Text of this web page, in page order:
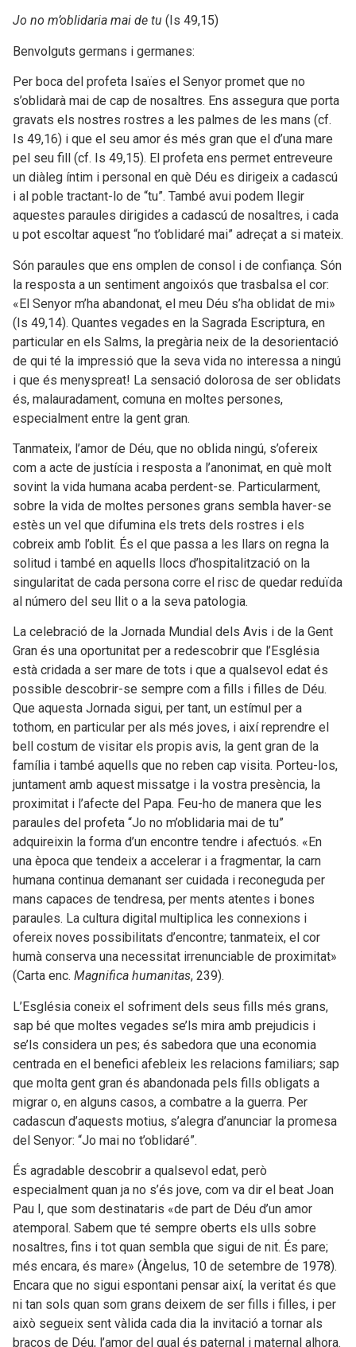
Jo no m’oblidaria mai de tu (Is 49,15)
Benvolguts germans i germanes:
Per boca del profeta Isaïes el Senyor promet que no
s’oblidarà mai de cap de nosaltres. Ens assegura que porta
gravats els nostres rostres a les palmes de les mans (cf.
Is 49,16) i que el seu amor és més gran que el d’una mare
pel seu fill (cf. Is 49,15). El profeta ens permet entreveure
un diàleg íntim i personal en què Déu es dirigeix a cadascú
i al poble tractant-lo de “tu”. També avui podem llegir
aquestes paraules dirigides a cadascú de nosaltres, i cada
u pot escoltar aquest “no t’oblidaré mai” adreçat a si mateix.
Són paraules que ens omplen de consol i de confiança. Són
la resposta a un sentiment angoixós que trasbalsa el cor:
«El Senyor m’ha abandonat, el meu Déu s’ha oblidat de mi»
(Is 49,14). Quantes vegades en la Sagrada Escriptura, en
particular en els Salms, la pregària neix de la desorientació
de qui té la impressió que la seva vida no interessa a ningú
i que és menyspreat! La sensació dolorosa de ser oblidats
és, malauradament, comuna en moltes persones,
especialment entre la gent gran.
Tanmateix, l’amor de Déu, que no oblida ningú, s’ofereix
com a acte de justícia i resposta a l’anonimat, en què molt
sovint la vida humana acaba perdent-se. Particularment,
sobre la vida de moltes persones grans sembla haver-se
estès un vel que difumina els trets dels rostres i els
cobreix amb l’oblit. És el que passa a les llars on regna la
solitud i també en aquells llocs d’hospitalització on la
singularitat de cada persona corre el risc de quedar reduïda
al número del seu llit o a la seva patologia.
La celebració de la Jornada Mundial dels Avis i de la Gent
Gran és una oportunitat per a redescobrir que l’Església
està cridada a ser mare de tots i que a qualsevol edat és
possible descobrir-se sempre com a fills i filles de Déu.
Que aquesta Jornada sigui, per tant, un estímul per a
tothom, en particular per als més joves, i així reprendre el
bell costum de visitar els propis avis, la gent gran de la
família i també aquells que no reben cap visita. Porteu-los,
juntament amb aquest missatge i la vostra presència, la
proximitat i l’afecte del Papa. Feu-ho de manera que les
paraules del profeta “Jo no m’oblidaria mai de tu”
adquireixin la forma d’un encontre tendre i afectuós. «En
una època que tendeix a accelerar i a fragmentar, la carn
humana continua demanant ser cuidada i reconeguda per
mans capaces de tendresa, per ments atentes i bones
paraules. La cultura digital multiplica les connexions i
ofereix noves possibilitats d’encontre; tanmateix, el cor
humà conserva una necessitat irrenunciable de proximitat»
(Carta enc. Magnifica humanitas, 239).
L’Església coneix el sofriment dels seus fills més grans,
sap bé que moltes vegades se’ls mira amb prejudicis i
se’ls considera un pes; és sabedora que una economia
centrada en el benefici afebleix les relacions familiars; sap
que molta gent gran és abandonada pels fills obligats a
migrar o, en alguns casos, a combatre a la guerra. Per
cadascun d’aquests motius, s’alegra d’anunciar la promesa
del Senyor: “Jo mai no t’oblidaré”.
És agradable descobrir a qualsevol edat, però
especialment quan ja no s’és jove, com va dir el beat Joan
Pau I, que som destinataris «de part de Déu d’un amor
atemporal. Sabem que té sempre oberts els ulls sobre
nosaltres, fins i tot quan sembla que sigui de nit. És pare;
més encara, és mare» (Àngelus, 10 de setembre de 1978).
Encara que no sigui espontani pensar així, la veritat és que
ni tan sols quan som grans deixem de ser fills i filles, i per
això segueix sent vàlida cada dia la invitació a tornar als
braços de Déu, l’amor del qual és paternal i maternal alhora.